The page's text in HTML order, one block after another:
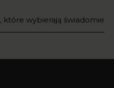
które wybierają świadomie